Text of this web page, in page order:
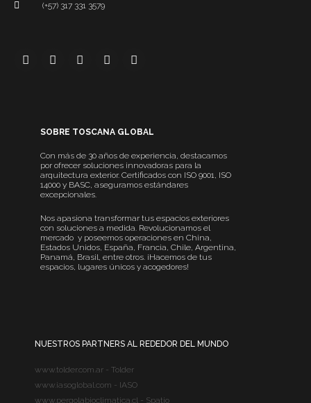
(+57) 317 331 3579
SOBRE TOSCANA GLOBAL
Con más de 30 años de experiencia, destacamos
por ofrecer soluciones innovadoras para la
arquitectura exterior. Certificados con ISO 9001, ISO
14000 y BASC, aseguramos estándares
excepcionales.
Nos apasiona transformar tus espacios exteriores
con soluciones a medida. Revolucionamos el
mercado y poseemos operaciones en China,
Estados Unidos, España, Francia, Chile, Argentina,
Panamá, Brasil, entre otros. ¡Hacemos de tus
espacios, lugares únicos y acogedores!
NUESTROS PARTNERS AL REDEDOR DEL MUNDO
www.tolder.com.ar - Tolder
www.iasoglobal.com - IASO
www.pergolabioclimatica.cl - Spatio